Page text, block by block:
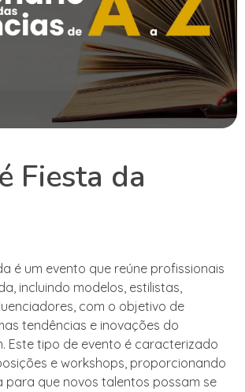
Fiesta da
é um evento que reúne profissionais
incluindo modelos, estilistas,
com o objetivo de
tendências e inovações do
Este tipo de evento é caracterizado
e workshops, proporcionando
para que novos talentos possam se